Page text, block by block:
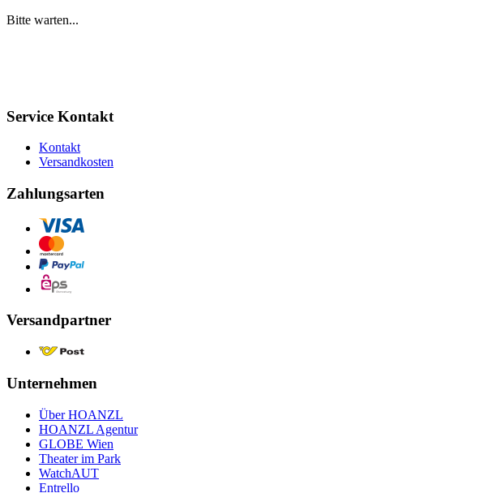
Bitte warten...
Service Kontakt
Kontakt
Versandkosten
Zahlungsarten
Versandpartner
Unternehmen
Über HOANZL
HOANZL Agentur
GLOBE Wien
Theater im Park
WatchAUT
Entrello